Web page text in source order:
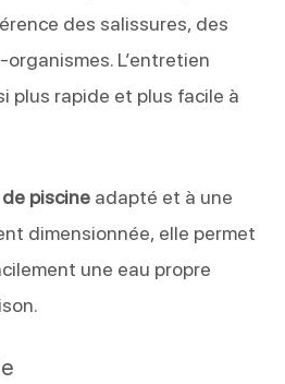
des salissures, des
L’entretien
plus rapide et plus facile à
piscineadapté et à une
dimensionnée, elle permet
une eau propre